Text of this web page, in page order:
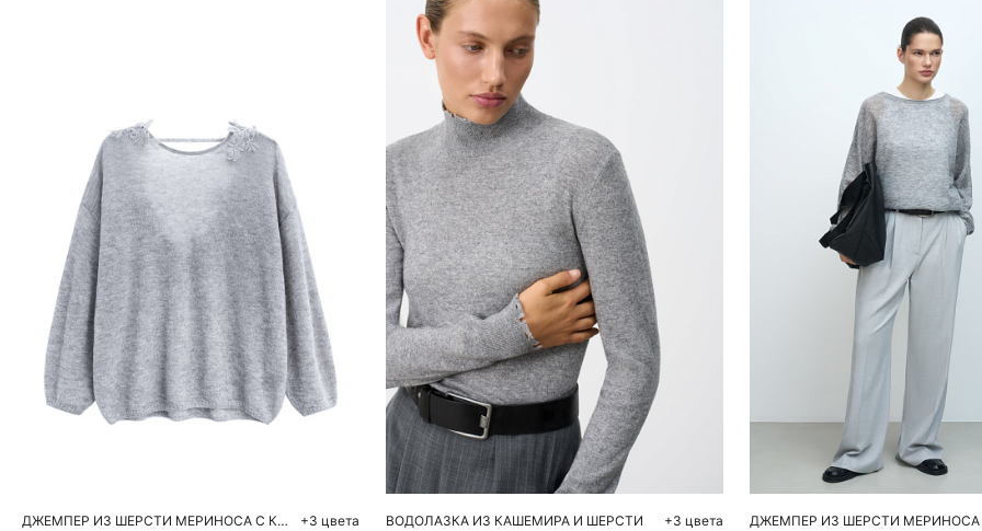
Добавить в корзину
ДЖЕМПЕР ИЗ ШЕРСТИ МЕРИНОСА С КРУЖЕВОМ +3 цвета
Добавить в корзину
S M L
ВОДОЛАЗКА ИЗ КАШЕМИРА И ШЕРСТИ +3 цвета
Добавить в
ДЖЕМПЕР ИЗ ШЕРСТИ МЕРИНОСА